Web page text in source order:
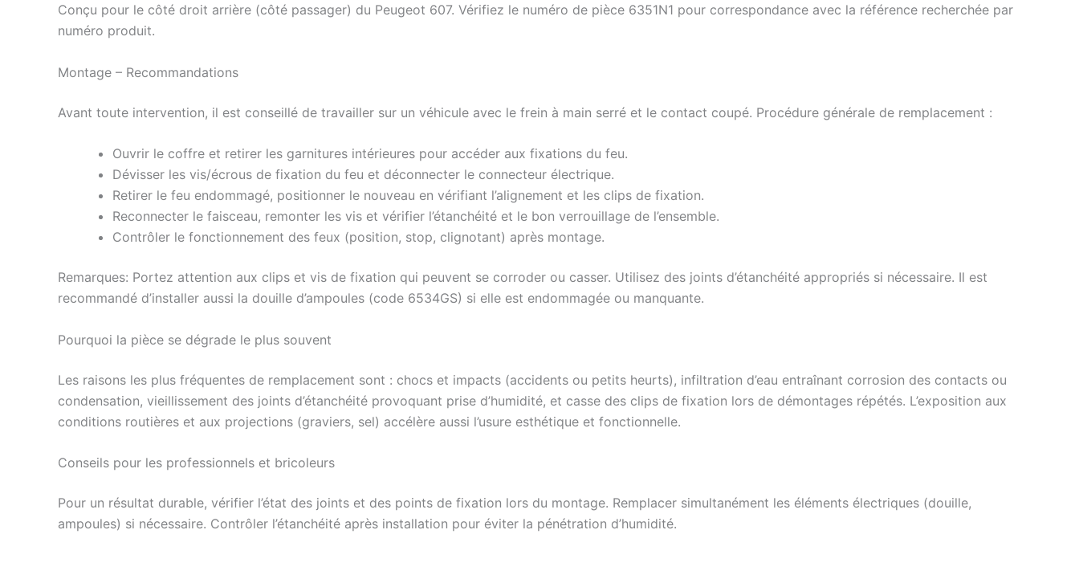
Conçu pour le côté droit arrière (côté passager) du Peugeot 607. Vérifiez le numéro de pièce 6351N1 pour correspondance avec la référence recherchée par
numéro produit.
Montage – Recommandations
Avant toute intervention, il est conseillé de travailler sur un véhicule avec le frein à main serré et le contact coupé. Procédure générale de remplacement :
Ouvrir le coffre et retirer les garnitures intérieures pour accéder aux fixations du feu.
Dévisser les vis/écrous de fixation du feu et déconnecter le connecteur électrique.
Retirer le feu endommagé, positionner le nouveau en vérifiant l’alignement et les clips de fixation.
Reconnecter le faisceau, remonter les vis et vérifier l’étanchéité et le bon verrouillage de l’ensemble.
Contrôler le fonctionnement des feux (position, stop, clignotant) après montage.
Remarques: Portez attention aux clips et vis de fixation qui peuvent se corroder ou casser. Utilisez des joints d’étanchéité appropriés si nécessaire. Il est
recommandé d’installer aussi la douille d’ampoules (code 6534GS) si elle est endommagée ou manquante.
Pourquoi la pièce se dégrade le plus souvent
Les raisons les plus fréquentes de remplacement sont : chocs et impacts (accidents ou petits heurts), infiltration d’eau entraînant corrosion des contacts ou
condensation, vieillissement des joints d’étanchéité provoquant prise d’humidité, et casse des clips de fixation lors de démontages répétés. L’exposition aux
conditions routières et aux projections (graviers, sel) accélère aussi l’usure esthétique et fonctionnelle.
Conseils pour les professionnels et bricoleurs
Pour un résultat durable, vérifier l’état des joints et des points de fixation lors du montage. Remplacer simultanément les éléments électriques (douille,
ampoules) si nécessaire. Contrôler l’étanchéité après installation pour éviter la pénétration d’humidité.